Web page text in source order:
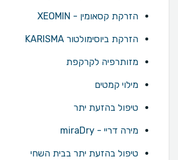
הזרקת קסאומין - XEOMIN
הזרקת ביוסימולטור KARISMA
מזותרפיה לקרקפת
מילוי קמטים
טיפול בהזעת יתר
מירה דריי - miraDry
טיפול בהזעת יתר בבית השחי